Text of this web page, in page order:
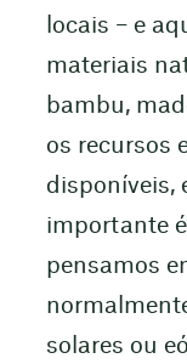
locais – e
materiais
bambu,
os recursos
disponíveis,
importante
pensamos
solares ou